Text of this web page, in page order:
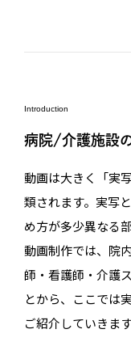
Introduction
病院/介護施設
動画は大きく「実
類されます。実写
め方が多少異なる
動画制作では、院
師・看護師・介護
とから、ここでは
ご紹介していきます